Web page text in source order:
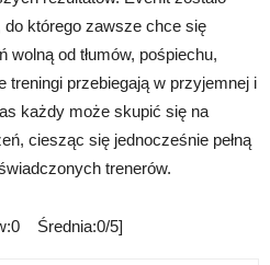
którego zawsze chce się
od tłumów, pośpiechu,
treningi przebiegają w przyjemnej i
każdy może skupić się na
ciesząc się jednocześnie pełną
trenerów.
Średnia:0/5]